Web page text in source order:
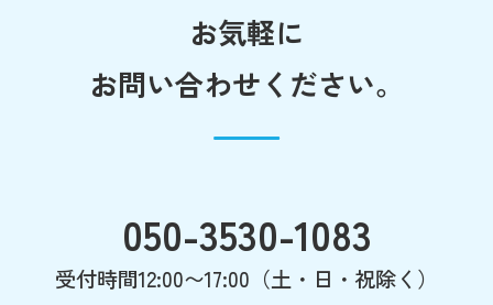
お気軽に
お問い合わせください。
050-3530-1083
受付時間12:00〜17:00（土・日・祝除く）